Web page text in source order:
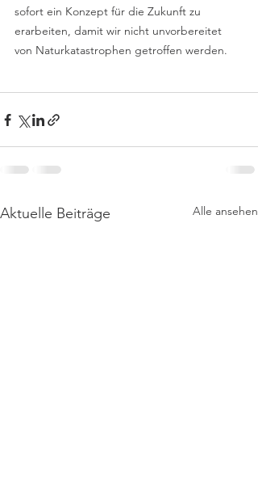
sofort ein Konzept für die Zukunft zu
erarbeiten, damit wir nicht unvorbereitet
von Naturkatastrophen getroffen werden.
Aktuelle Beiträge Alle ansehen